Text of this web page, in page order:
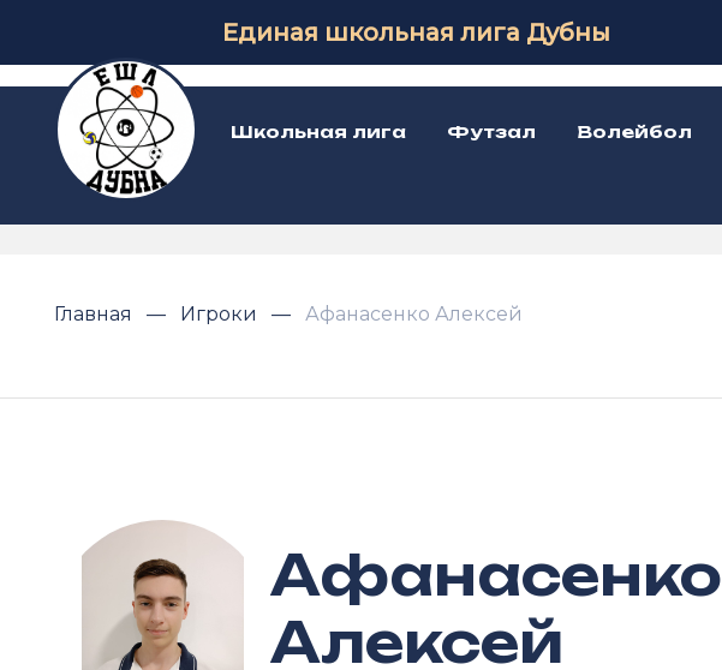
Единая школьная лига Дубны
Школьная лига Футзал Волейбол
Главная Игроки Афанасенко Алексей
Афанасенко
Алексей